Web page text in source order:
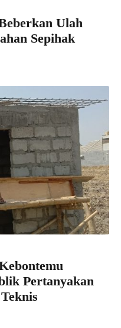
Ulah
Sepihak
Pertanyakan